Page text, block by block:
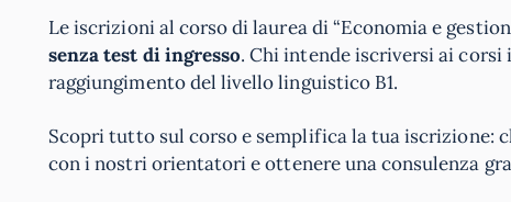
Le iscrizioni al corso di laurea di “Economia e
senza test di ingresso. Chi intende iscriversi ai corsi
raggiungimento del livello linguistico B1.
Scopri tutto sul corso e semplifica la tua iscrizione:
con i nostri orientatori e ottenere una consulenza